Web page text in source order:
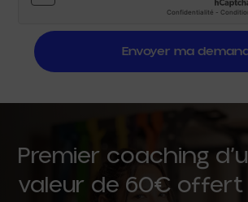
Envoyer ma
Premier coaching
valeur de 60€ offert